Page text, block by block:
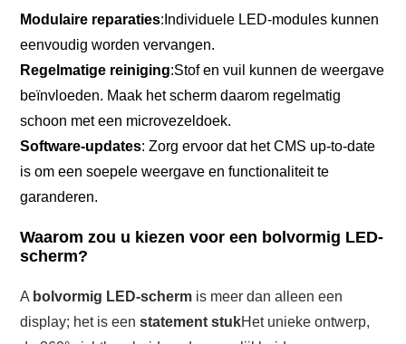
Modulaire reparaties:Individuele LED-modules kunnen
eenvoudig worden vervangen.
Regelmatige reiniging:Stof en vuil kunnen de weergave
beïnvloeden. Maak het scherm daarom regelmatig
schoon met een microvezeldoek.
Software-updates: Zorg ervoor dat het CMS up-to-date
is om een ​​soepele weergave en functionaliteit te
garanderen.
Waarom zou u kiezen voor een bolvormig LED-
scherm?
A bolvormig LED-scherm is meer dan alleen een
display; het is eenstatement stukHet unieke ontwerp,